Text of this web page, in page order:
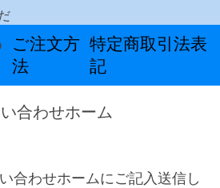
ご注文方
法
特定商取引法表
記
合わせホーム
合わせホームにご記入送信し